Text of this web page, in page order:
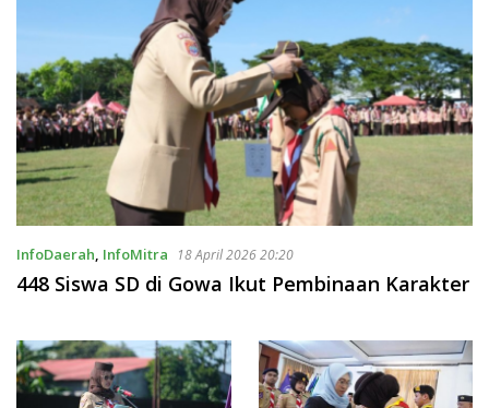
InfoDaerah, InfoMitra 18 April 2026 20:20
448 Siswa SD di Gowa Ikut Pembinaan Karakter